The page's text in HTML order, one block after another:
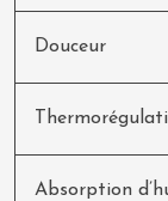
Douceur
Absorption